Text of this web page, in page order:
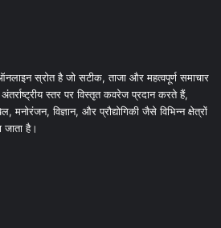
स्रोत है जो सटीक, ताजा और महत्वपूर्ण समाचार
स्तर पर विस्तृत कवरेज प्रदान करते हैं,
मनोरंजन, विज्ञान, और प्रौद्योगिकी जैसे विभिन्न क्षेत्रों
है।